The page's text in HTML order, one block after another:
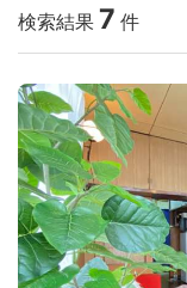
スペースをさ
条件から探す
都道府県か
路線から探
シーズスペース
検索結果 7 件